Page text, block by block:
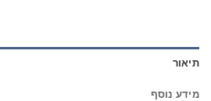
תיאור
מידע נוסף